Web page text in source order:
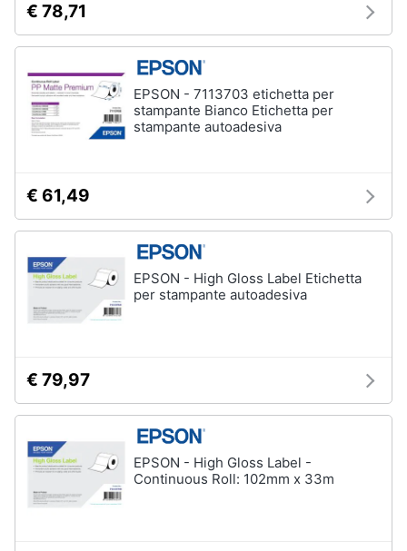
€ 78,71
EPSON - 7113703 etichetta per
stampante Bianco Etichetta per
stampante autoadesiva
€ 61,49
EPSON - High Gloss Label Etichetta
per stampante autoadesiva
€ 79,97
EPSON - High Gloss Label -
Continuous Roll: 102mm x 33m